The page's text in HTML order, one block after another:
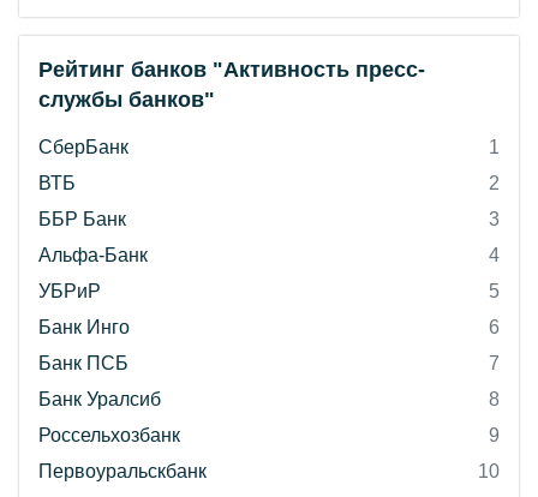
Рейтинг банков "Активность пресс-
службы банков"
СберБанк
1
ВТБ
2
ББР Банк
3
Альфа-Банк
4
УБРиР
5
Банк Инго
6
Банк ПСБ
7
Банк Уралсиб
8
Россельхозбанк
9
Первоуральскбанк
10